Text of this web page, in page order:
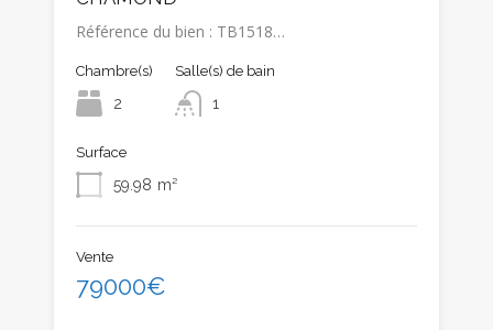
Référence du bien : TB1518…
Chambre(s)
2
Salle(s) de bain
1
Surface
59.98 m²
Vente
79000€